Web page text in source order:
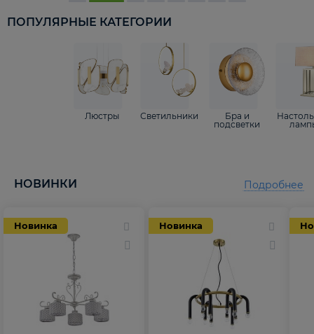
ПОПУЛЯРНЫЕ КАТЕГОРИИ
Люстры Светильники
Бра и
подсветки
НОВИНКИ
Новинка Новинка
Подробнее